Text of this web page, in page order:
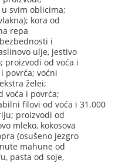
svim oblicima;
kora od
repa
i
ulje, jestivo
proizvodi od voća i
povrća; voćni
želei;
voća i povrća;
filovi od voća i
proizvodi od
mleko, kokosova
(osušeno jezgro
mahune od
pasta od soje,
31.000